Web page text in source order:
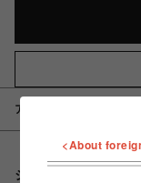
アイテム説明 / 素材
シェアする
<About